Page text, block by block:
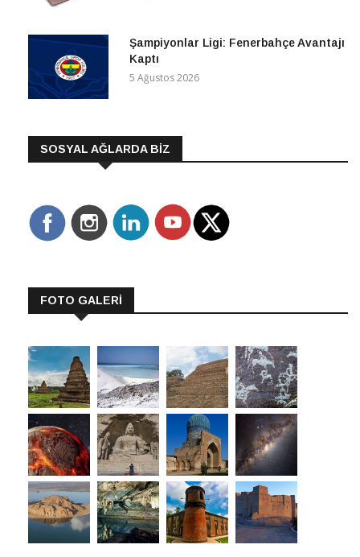
Şampiyonlar Ligi: Fenerbahçe Avantajı
Kaptı
5 Ağustos 2026
SOSYAL AĞLARDA BİZ
FOTO GALERİ